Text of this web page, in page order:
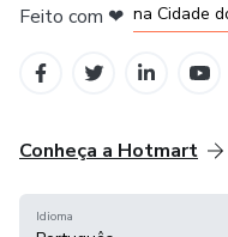
Feito com ❤ na Cidade
Conheça a Hotmart
Idioma